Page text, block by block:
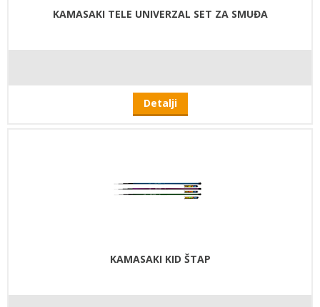
KAMASAKI TELE UNIVERZAL SET ZA SMUĐA
Detalji
KAMASAKI KID ŠTAP